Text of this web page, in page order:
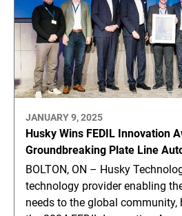
JANUARY 9, 2025
Husky Wins FEDIL Innovation
Groundbreaking Plate Line
BOLTON, ON – Husky
technology provider enabling
needs to the global community,